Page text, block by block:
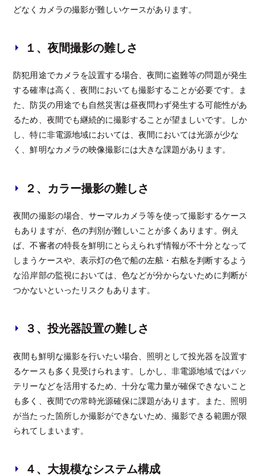
どなくカメラの撮影が難しいケースがあります。
１、夜間撮影の難しさ
防犯用途でカメラを設置する場合、夜間に盗難等の問題が発生
する確率は高く、夜間においても撮影することが必要です。ま
た、防災の用途でも自然災害は昼夜問わず発生する可能性があ
るため、夜間でも継続的に撮影することが望ましいです。しか
し、特に非電源地域においては、夜間においては光源が少な
く、鮮明なカメラの映像撮影には大きな課題があります。
２、カラー撮影の難しさ
夜間の撮影の場合、サーマルカメラ等を使って撮影するケース
もありますが、色の判別が難しいことが多くあります。例え
ば、不審者の特長を鮮明にとらえられず情報が不十分となって
しまうケースや、表示灯の色で船の左舷・右舷を判断するよう
な沿岸部の監視においては、色などが分からないために判断が
つかないといったリスクもあります。
３、投光器設置の難しさ
夜間も鮮明な撮影を行いたい場合、照明として投光器を設置す
るケースも多く見受けられます。しかし、非電源地域ではバッ
テリーなどを活用するため、十分な電力量が確保できないこと
も多く、夜間での常時光源確保に課題があります。また、照明
が当たった箇所しか撮影ができないため、撮影できる範囲が限
られてしまいます。
４、大規模なシステム構成